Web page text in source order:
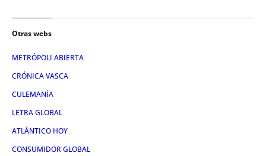
Otras webs
METRÓPOLI ABIERTA
CRÓNICA VASCA
CULEMANÍA
LETRA GLOBAL
ATLÁNTICO HOY
CONSUMIDOR GLOBAL